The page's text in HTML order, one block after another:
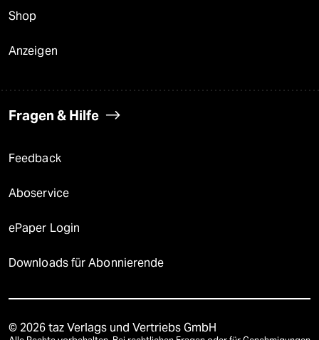
Shop
Anzeigen
Fragen & Hilfe
Feedback
Aboservice
ePaper Login
Downloads für Abonnierende
© 2026 taz Verlags und Vertriebs GmbH